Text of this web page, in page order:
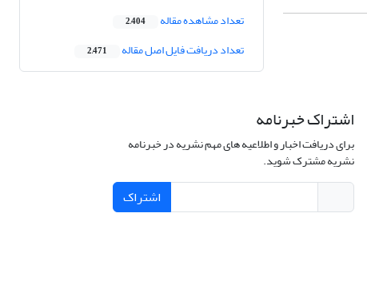
تعداد مشاهده مقاله 2,404
تعداد دریافت فایل اصل مقاله 2,471
اشتراک خبرنامه
برای دریافت اخبار و اطلاعیه های مهم نشریه در خبرنامه
نشریه مشترک شوید.
اشتراک